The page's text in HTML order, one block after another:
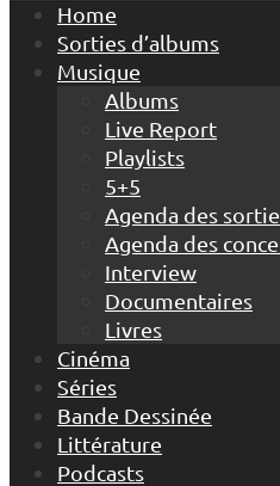
Home
Sorties d’albums
Musique
Albums
Live Report
Playlists
5+5
Agenda des
Agenda des
Interview
Documentaires
Livres
Cinéma
Séries
Bande Dessinée
Littérature
Podcasts